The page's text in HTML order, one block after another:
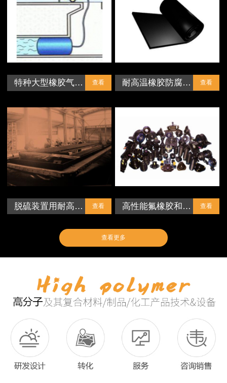
特种大型橡胶气… 查看 耐高温橡胶防腐… 查看
脱硫装置用耐高… 查看 高性能氟橡胶和… 查看
查看更多